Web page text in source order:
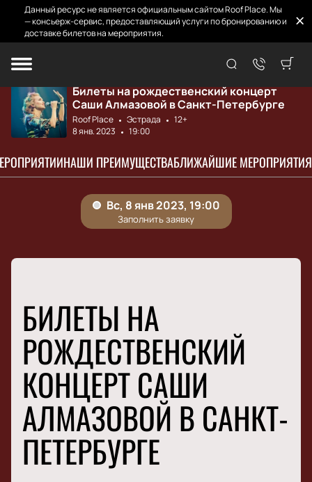
Данный ресурс не является официальным сайтом Roof Place. Мы
— консьерж-сервис, предоставляющий услуги по бронированию и
доставке билетов на мероприятия.
Главная
Билеты на рождественский концерт
Саши Алмазовой в Санкт-Петербурге
Roof Place Эстрада
12+
8 янв. 2023
19:00
НАШИ ПРЕИМУЩЕСТВАБЛИЖАЙШИЕ МЕРОПРИЯТИЯ
БИЛЕТЫ НА
РОЖДЕСТВЕНСКИЙ
КОНЦЕРТ САШИ
АЛМАЗОВОЙ В САНКТ-
ПЕТЕРБУРГЕ